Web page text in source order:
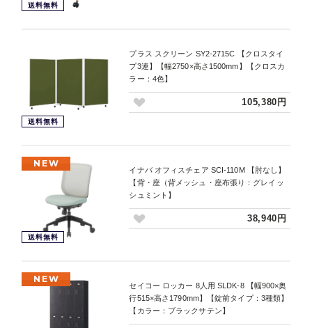
送料無料
送料無料
プラス スクリーン SY2-2715C 【クロスタイ
プ3連】【幅2750×高さ1500mm】【クロスカ
ラー：4色】
105,380円
NEW
送料無料
イナバ オフィスチェア SCI-110M 【肘なし】
【背・座（背メッシュ・座布張り：グレイッ
シュミント】
38,940円
NEW
セイコー ロッカー 8人用 SLDK-8 【幅900×奥
行515×高さ1790mm】【錠前タイプ：3種類】
【カラー：ブラックサテン】